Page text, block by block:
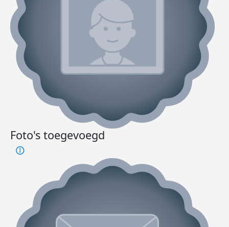
Foto's toegevoegd